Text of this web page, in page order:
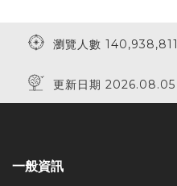
瀏覽人數 140,938,811
更新日期 2026.08.05
一般資訊